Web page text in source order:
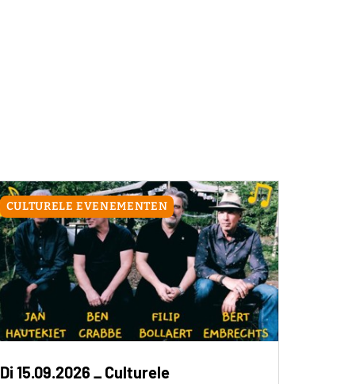
CULTURELE EVENEMENTEN
Di 15.09.2026 _ Culturele